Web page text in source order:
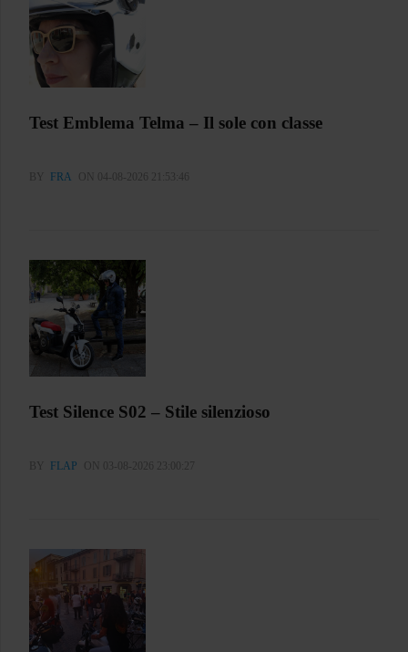
Test Emblema Telma – Il sole con classe
BY FRA ON 04-08-2026 21:53:46
Test Silence S02 – Stile silenzioso
BY FLAP ON 03-08-2026 23:00:27